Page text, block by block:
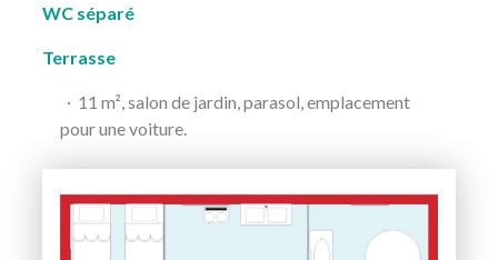
WC séparé
Terrasse
11 m², salon de jardin, parasol, emplacement
pour une voiture.